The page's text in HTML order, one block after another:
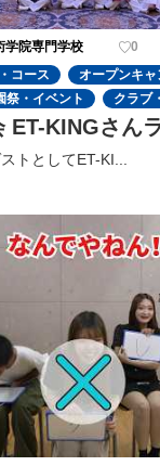
学院専門学校
0
コース
オープンキャ
祭・イベント クラブ
ET-KINGさん
トとしてET-KI...